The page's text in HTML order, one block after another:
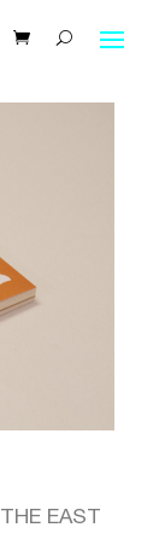
EAST